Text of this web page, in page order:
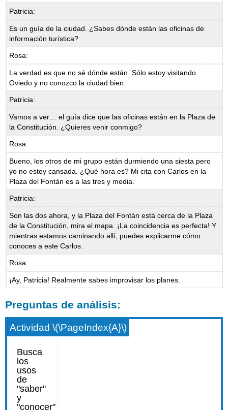
Patricia:
Es un guía de la ciudad. ¿Sabes dónde están las oficinas de
información turística?
Rosa:
La verdad es que no sé dónde están. Sólo estoy visitando
Oviedo y no conozco la ciudad bien.
Patricia:
Vamos a ver… el guía dice que las oficinas están en la Plaza de
la Constitución. ¿Quieres venir conmigo?
Rosa:
Bueno, los otros de mi grupo están durmiendo una siesta pero
yo no estoy cansada. ¿Qué hora es? Mi cita con Carlos en la
Plaza del Fontán es a las tres y media.
Patricia:
Son las dos ahora, y la Plaza del Fontán está cerca de la Plaza
de la Constitución, mira el mapa. ¡La coincidencia es perfecta! Y
mientras estamos caminando allí, puedes explicarme cómo
conoces a este Carlos.
Rosa:
¡Ay, Patricia! Realmente sabes improvisar los planes.
Preguntas de análisis:
Actividad \(\PageIndex{A}\)